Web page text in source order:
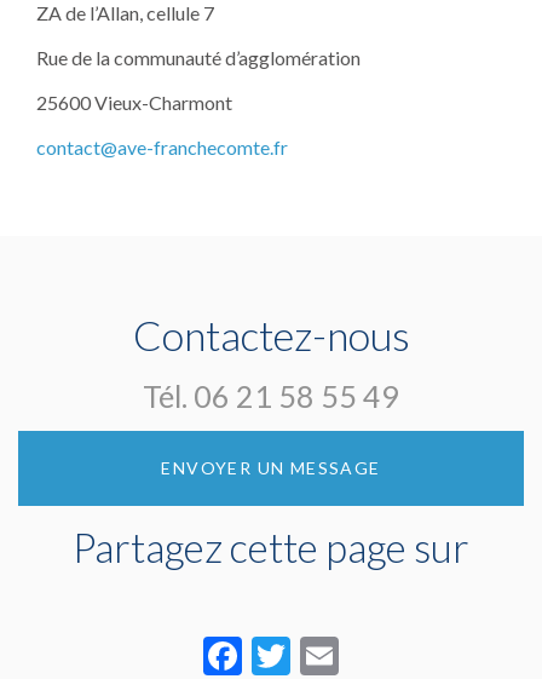
ZA de l’Allan, cellule 7
Rue de la communauté d’agglomération
25600 Vieux-Charmont
contact@ave-franchecomte.fr
Contactez-nous
Tél. 06 21 58 55 49
ENVOYER UN MESSAGE
Partagez cette page sur
Facebook
Twitter